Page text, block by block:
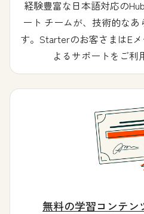
経験豊富な日本語対応の
ート チームが、技術的な
す。Starterのお客さまはE
よるサポートをご利
無料の学習コンテン